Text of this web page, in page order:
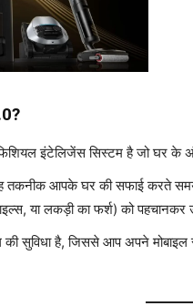
इंटेलिजेंस सिस्टम है जो घर
तकनीक आपके घर की सफाई करते
या लकड़ी का फर्श) को पहचानकर
की सुविधा है, जिससे आप अपने